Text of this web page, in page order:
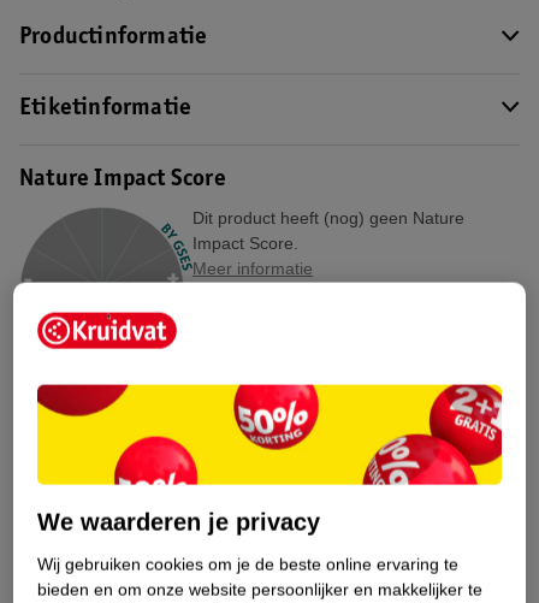
Productinformatie
Etiketinformatie
Nature Impact Score
Dit product heeft (nog) geen Nature
Impact Score.
Meer informatie
Bekijk ook
Meer L'Oreal Alle Highlighter
Hoe controleren wij de reviews?
We waarderen je privacy
Wij gebruiken cookies om je de beste online ervaring te
bieden en om onze website persoonlijker en makkelijker te